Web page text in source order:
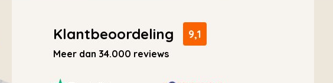
Klantbeoordeling 9,1
Meer dan 34.000 reviews